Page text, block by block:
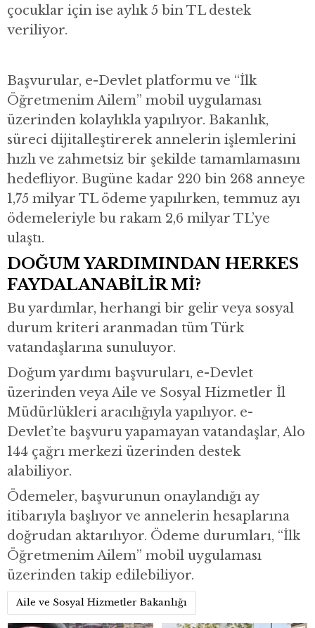
çocuklar için ise aylık 5 bin TL destek
veriliyor.
Başvurular, e-Devlet platformu ve “İlk
Öğretmenim Ailem” mobil uygulaması
üzerinden kolaylıkla yapılıyor. Bakanlık,
süreci dijitalleştirerek annelerin işlemlerini
hızlı ve zahmetsiz bir şekilde tamamlamasını
hedefliyor. Bugüne kadar 220 bin 268 anneye
1,75 milyar TL ödeme yapılırken, temmuz ayı
ödemeleriyle bu rakam 2,6 milyar TL’ye
ulaştı.
DOĞUM YARDIMINDAN HERKES
FAYDALANABİLİR Mİ?
Bu yardımlar, herhangi bir gelir veya sosyal
durum kriteri aranmadan tüm Türk
vatandaşlarına sunuluyor.
Doğum yardımı başvuruları, e-Devlet
üzerinden veya Aile ve Sosyal Hizmetler İl
Müdürlükleri aracılığıyla yapılıyor. e-
Devlet’te başvuru yapamayan vatandaşlar, Alo
144 çağrı merkezi üzerinden destek
alabiliyor.
Ödemeler, başvurunun onaylandığı ay
itibarıyla başlıyor ve annelerin hesaplarına
doğrudan aktarılıyor. Ödeme durumları, “İlk
Öğretmenim Ailem” mobil uygulaması
üzerinden takip edilebiliyor.
Aile ve Sosyal Hizmetler Bakanlığı